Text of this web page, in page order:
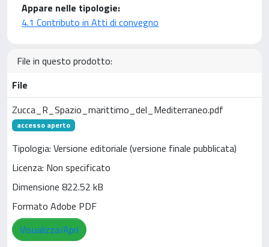
Appare nelle tipologie:
4.1 Contributo in Atti di convegno
File in questo prodotto:
File
Zucca_R_Spazio_marittimo_del_Mediterraneo.pdf
accesso aperto
Tipologia: Versione editoriale (versione finale pubblicata)
Licenza: Non specificato
Dimensione 822.52 kB
Formato Adobe PDF
Visualizza/Apri